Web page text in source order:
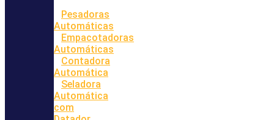
Pesadoras
Automáticas
Empacotadoras
Automáticas
Contadora
Automática
Seladora
Automática
com